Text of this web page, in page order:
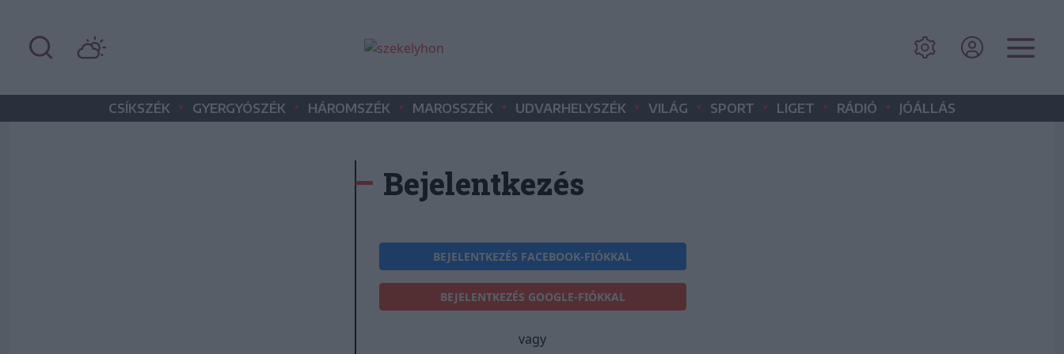
CSÍKSZÉK • GYERGYÓSZÉK • HÁROMSZÉK • MAROSSZÉK • UDVARHELYSZÉK • VILÁG • SPORT • LIGET • RÁDIÓ • JÓÁLLÁS
Bejelentkezés
BEJELENTKEZÉS FACEBOOK-FIÓKKAL
BEJELENTKEZÉS GOOGLE-FIÓKKAL
vagy